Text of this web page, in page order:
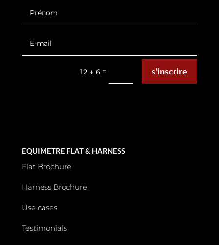
12 + 6 = s'inscrire
EQUIMETRE FLAT & HARNESS
Flat Brochure
Harness Brochure
Use cases
Testimonials